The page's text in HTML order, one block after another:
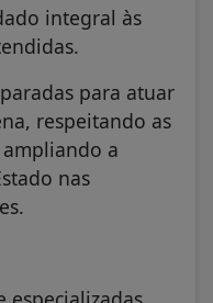
integral às
para atuar
respeitando as
a
nas